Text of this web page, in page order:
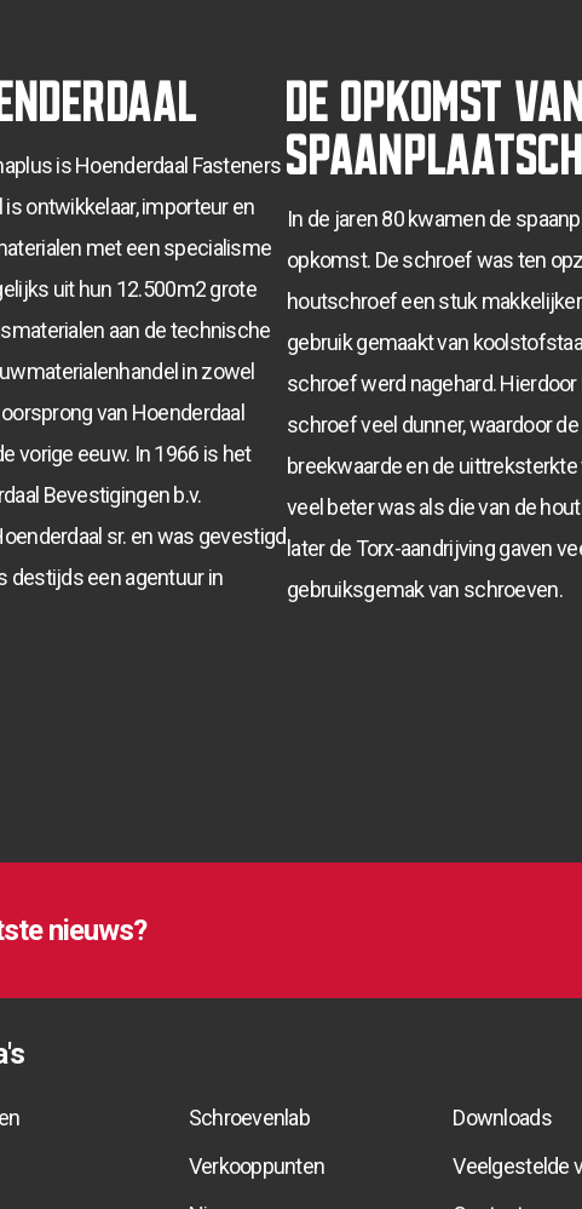
is Hoenderdaal Fasteners
is ontwikkelaar, importeur en
met een specialisme
uit hun 12.500m2 grote
aan de technische
in zowel
van Hoenderdaal
vorige eeuw. In 1966 is het
Bevestigingen b.v.
sr. en was gevestigd
destijds een agentuur in
De opkomst
In de jaren 80 kwamen de
opkomst. De schroef was ten
houtschroef een stuk
gebruik gemaakt van
schroef werd nagehard.
schroef veel dunner, waardoor
breekwaarde en de
veel beter was als die van de
later de Torx-aandrijving gaven
gebruiksgemak van schroeven.
nieuws?
Schroevenlab
Schroevenlab
Schroevenlab
Verkooppunten
Downloads
Downloads
Downloads
Veelgestelde